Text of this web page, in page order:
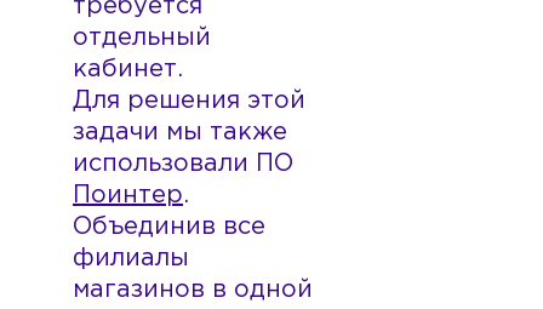
требуется
отдельный
кабинет.
Для решения этой
задачи мы также
использовали ПО
Поинтер.
Объединив все
филиалы
магазинов в одной